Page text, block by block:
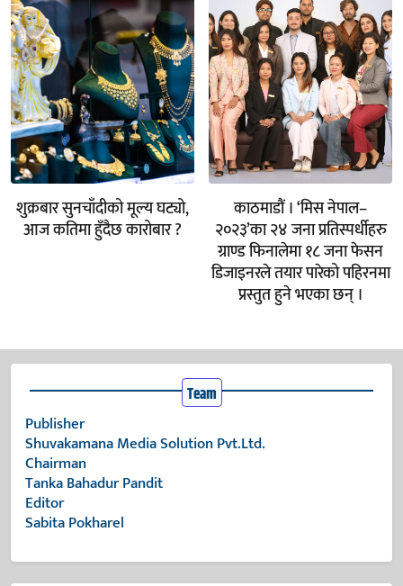
शुक्रबार सुनचाँदीको मूल्य घट्यो,
आज कतिमा हुँदैछ कारोबार ?
काठमाडौं । ‘मिस नेपाल–
२०२३’का २४ जना प्रतिस्पर्धीहरु
ग्राण्ड फिनालेमा १८ जना फेसन
डिजाइनरले तयार पारेको पहिरनमा
प्रस्तुत हुने भएका छन् ।
Team
Publisher
Shuvakamana Media Solution Pvt.Ltd.
Chairman
Tanka Bahadur Pandit
Editor
Sabita Pokharel